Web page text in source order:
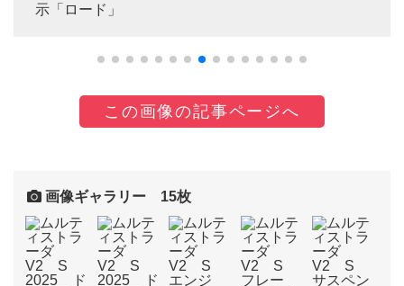
示「ロード」
この画像の記事ページへ
画像ギャラリー 15枚